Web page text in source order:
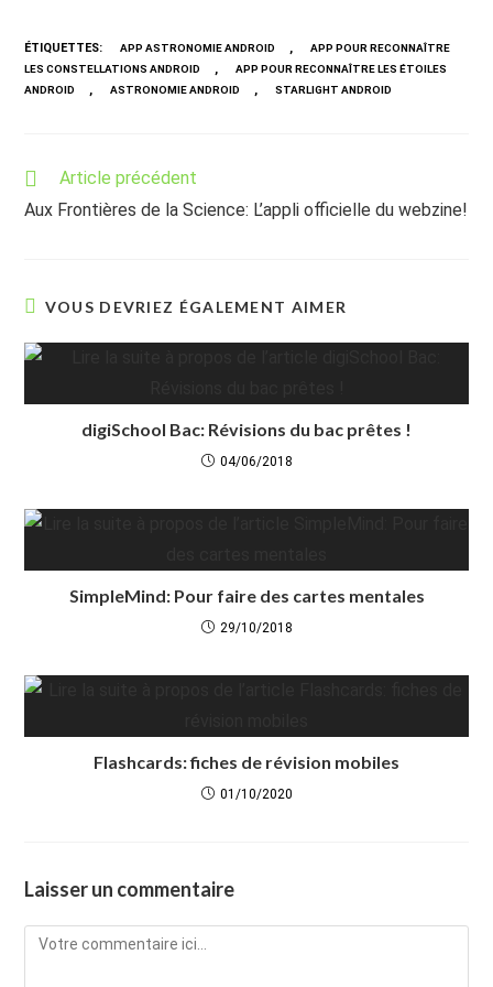
ÉTIQUETTES: APP ASTRONOMIE ANDROID ,
APP POUR RECONNAÎTRE
LES CONSTELLATIONS ANDROID
,
APP POUR RECONNAÎTRE LES ÉTOILES
ANDROID
, ASTRONOMIE ANDROID , STARLIGHT ANDROID
Read
articles
Article précédent
Aux Frontières de la Science: L’appli officielle du webzine!
VOUS DEVRIEZ ÉGALEMENT AIMER
digiSchool Bac: Révisions du bac prêtes !
04/06/2018
SimpleMind: Pour faire des cartes mentales
29/10/2018
Flashcards: fiches de révision mobiles
01/10/2020
Laisser un commentaire
Comment